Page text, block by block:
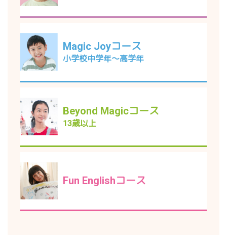
Magic Joyコース
小学校中学年～高学年
Beyond Magicコース
13歳以上
Fun Englishコース